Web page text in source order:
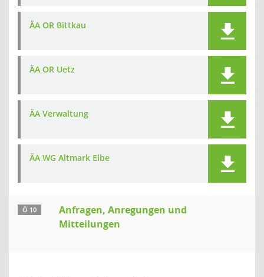
ÄA OR Bittkau
ÄA OR Uetz
ÄA Verwaltung
ÄA WG Altmark Elbe
Ö 10
Anfragen, Anregungen und
Mitteilungen